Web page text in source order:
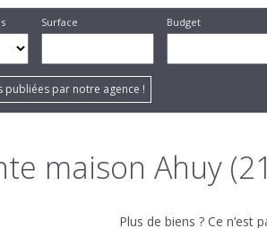
Surface Budget
publiées par notre agence !
maison Ahuy
Plus de biens ? Ce n’est